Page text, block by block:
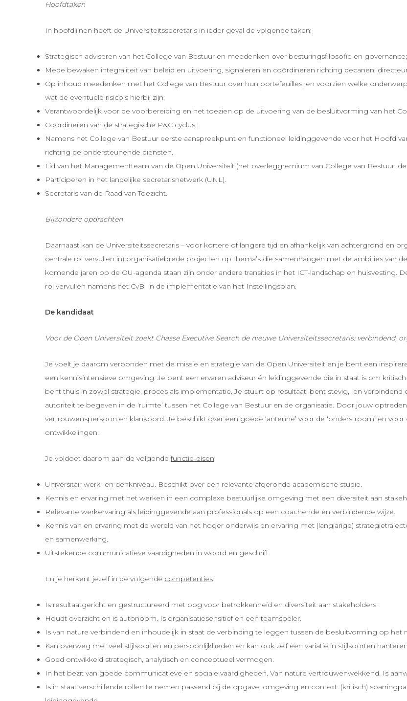
Hoofdtaken
In hoofdlijnen heeft de Universiteitssecretaris in ieder geval de volgende taken:
Strategisch adviseren van het College van Bestuur en meedenken over besturingsfilosofie en governance;
Mede bewaken integraliteit van beleid en uitvoering, signaleren en coördineren richting decanen,
Op inhoud meedenken met het College van Bestuur over hun portefeuilles, en voorzien welke
wat de eventuele risico’s hierbij zijn;
Verantwoordelijk voor de voorbereiding en het toezien op de uitvoering van de besluitvorming van het
Coördineren van de strategische P&C cyclus;
Namens het College van Bestuur eerste aanspreekpunt en functioneel leidinggevende voor het Hoofd
richting de ondersteunende diensten.
Lid van het Managementteam van de Open Universiteit (het overleggremium van College van Bestuur,
Participeren in het landelijke secretarisnetwerk (UNL).
Secretaris van de Raad van Toezicht.
Bijzondere opdrachten
Daarnaast kan de Universiteitssecretaris – voor kortere of langere tijd en afhankelijk van achtergrond en
centrale rol vervullen in) organisatiebrede projecten op thema’s die samenhangen met de ambities van
komende jaren op de OU-agenda staan zijn onder andere transities in het ICT-landschap en huisvesting.
rol vervullen namens het CvB in de implementatie van het Instellingsplan.
De kandidaat
Voor de Open Universiteit zoekt Chasse Executive Search de nieuwe Universiteitssecretaris: verbindend,
Je voelt je daarom verbonden met de missie en strategie van de Open Universiteit en je bent een
een kennisintensieve omgeving. Je bent een ervaren adviseur én leidinggevende die in staat is om
bent thuis in zowel strategie, proces als implementatie. Je stuurt op resultaat, bent stevig, en
autoriteit te begeven in de ‘ruimte’ tussen het College van Bestuur en de organisatie. Door jouw
vertrouwenspersoon en klankbord. Je beschikt over een goede ‘antenne’ voor de ‘onderstroom’ en
ontwikkelingen.
Je voldoet daarom aan de volgendefunctie-eisen:
Universitair werk- en denkniveau. Beschikt over een relevante afgeronde academische studie.
Kennis en ervaring met het werken in een complexe bestuurlijke omgeving met een diversiteit aan
Relevante werkervaring als leidinggevende aan professionals op een coachende en verbindende wijze.
Kennis van en ervaring met de wereld van het hoger onderwijs en ervaring met (langjarige)
en samenwerking.
Uitstekende communicatieve vaardigheden in woord en geschrift.
En je herkent jezelf in de volgende competenties:
Is resultaatgericht en gestructureerd met oog voor betrokkenheid en diversiteit aan stakeholders.
Houdt overzicht en is autonoom. Is organisatiesensitief en een teamspeler.
Is van nature verbindend en inhoudelijk in staat de verbinding te leggen tussen de besluitvorming op het
Kan overweg met veel stijlsoorten en persoonlijkheden en kan ook zelf een variatie in stijlsoorten
Goed ontwikkeld strategisch, analytisch en conceptueel vermogen.
In het bezit van goede communicatieve en sociale vaardigheden. Van nature vertrouwenwekkend. Is
Is in staat verschillende rollen te nemen passend bij de opgave, omgeving en context: (kritisch)